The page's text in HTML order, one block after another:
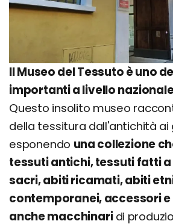
Il Museo del Tessuto è uno
importanti a livello
Questo insolito museo
della tessitura dall'antichità ai
esponendo una collezione
tessuti antichi, tessuti fatti
sacri, abiti ricamati, abiti
contemporanei, accessori
anche macchinaridi